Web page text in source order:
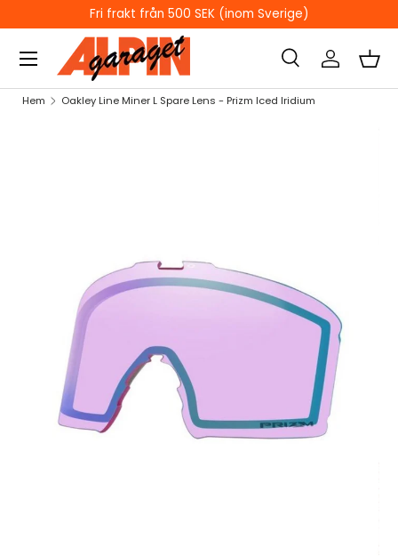
HOPPA TILL INNEHÅLL
ÖPPETTIDER I BUTIKEN
Sök
Sök
Sök Logga inKorg
Hem Oakley Line Miner L Spare Lens - Prizm Iced Iridium